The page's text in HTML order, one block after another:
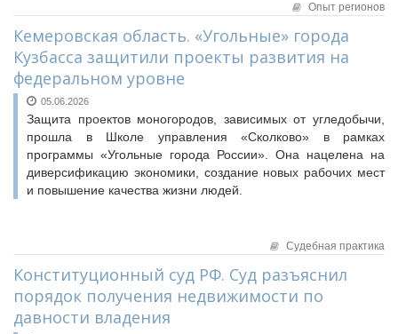
Опыт регионов
Кемеровская область. «Угольные» города
Кузбасса защитили проекты развития на
федеральном уровне
05.06.2026
Защита проектов моногородов, зависимых от угледобычи,
прошла в Школе управления «Сколково» в рамках
программы «Угольные города России». Она нацелена на
диверсификацию экономики, создание новых рабочих мест
и повышение качества жизни людей.
Судебная практика
Конституционный суд РФ. Суд разъяснил
порядок получения недвижимости по
давности владения